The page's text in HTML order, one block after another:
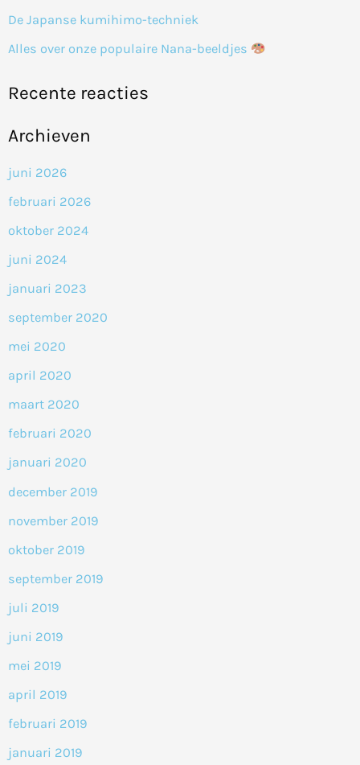
De Japanse kumihimo-techniek
Alles over onze populaire Nana-beeldjes
Recente reacties
Archieven
juni 2026
februari 2026
oktober 2024
juni 2024
januari 2023
september 2020
mei 2020
april 2020
maart 2020
februari 2020
januari 2020
december 2019
november 2019
oktober 2019
september 2019
juli 2019
juni 2019
mei 2019
april 2019
februari 2019
januari 2019